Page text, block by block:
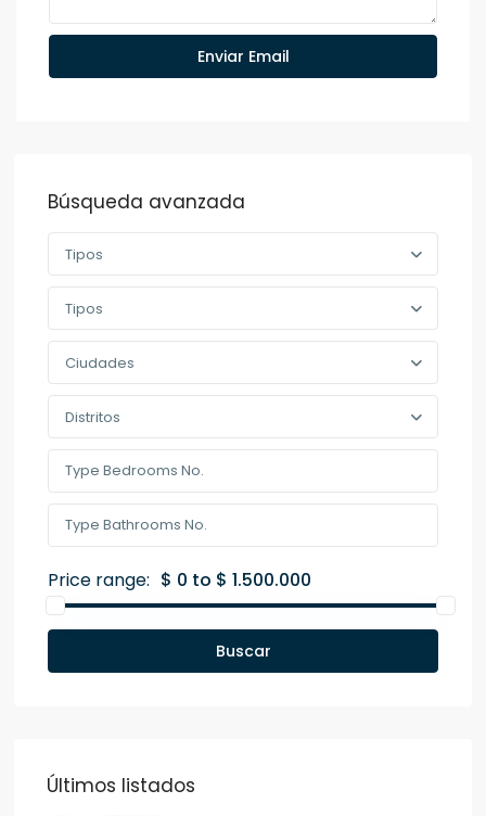
Búsqueda avanzada
Tipos
Tipos
Ciudades
Distritos
Price range: $ 0 to $ 1.500.000
Buscar
Últimos listados